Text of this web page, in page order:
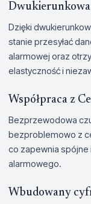
Dzięki
stanie przesyłać
alarmowej oraz
elastyczność i
Współpraca z
Bezprzewodowa
bezproblemowo z
co zapewnia spójne
alarmowego.
Wbudowany